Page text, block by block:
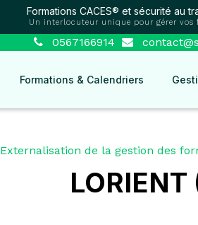
Formations CACES® et sécurité au
Un interlocuteur unique pour gérer vos
0567166914
Formations & Calendriers
Externalisation de la gestion des
LORIENT